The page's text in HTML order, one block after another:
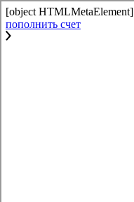
[object HTMLMetaElement]
пополнить счет